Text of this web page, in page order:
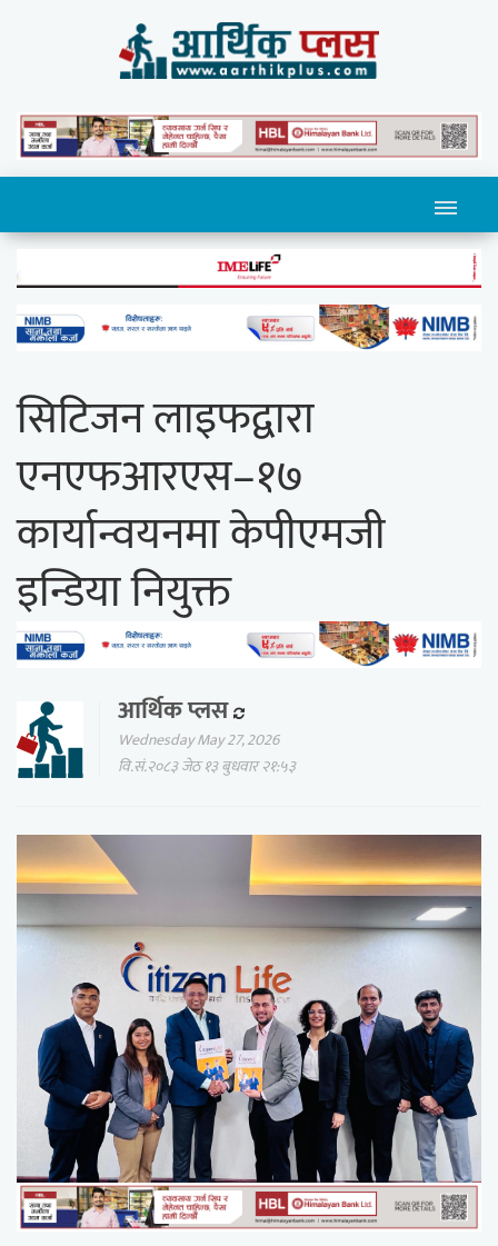
सिटिजन लाइफद्वारा
एनएफआरएस–१७
कार्यान्वयनमा केपीएमजी
इन्डिया नियुक्त
आर्थिक प्लस
Wednesday May 27, 2026
वि.सं.२०८३ जेठ १३ बुधवार २१:५३